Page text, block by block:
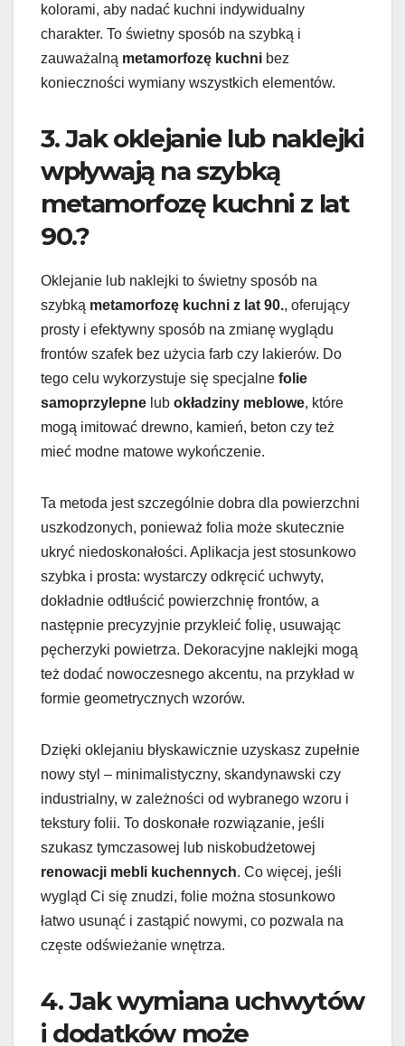
kolorami, aby nadać kuchni indywidualny
charakter. To świetny sposób na szybką i
zauważalną metamorfozę kuchni bez
konieczności wymiany wszystkich elementów.
3. Jak oklejanie lub naklejki
wpływają na szybką
metamorfozę kuchni z lat
90.?
Oklejanie lub naklejki to świetny sposób na
szybką metamorfozę kuchni z lat 90., oferujący
prosty i efektywny sposób na zmianę wyglądu
frontów szafek bez użycia farb czy lakierów. Do
tego celu wykorzystuje się specjalne folie
samoprzylepne lub okładziny meblowe, które
mogą imitować drewno, kamień, beton czy też
mieć modne matowe wykończenie.
Ta metoda jest szczególnie dobra dla powierzchni
uszkodzonych, ponieważ folia może skutecznie
ukryć niedoskonałości. Aplikacja jest stosunkowo
szybka i prosta: wystarczy odkręcić uchwyty,
dokładnie odtłuścić powierzchnię frontów, a
następnie precyzyjnie przykleić folię, usuwając
pęcherzyki powietrza. Dekoracyjne naklejki mogą
też dodać nowoczesnego akcentu, na przykład w
formie geometrycznych wzorów.
Dzięki oklejaniu błyskawicznie uzyskasz zupełnie
nowy styl – minimalistyczny, skandynawski czy
industrialny, w zależności od wybranego wzoru i
tekstury folii. To doskonałe rozwiązanie, jeśli
szukasz tymczasowej lub niskobudżetowej
renowacji mebli kuchennych. Co więcej, jeśli
wygląd Ci się znudzi, folie można stosunkowo
łatwo usunąć i zastąpić nowymi, co pozwala na
częste odświeżanie wnętrza.
4. Jak wymiana uchwytów
i dodatków może